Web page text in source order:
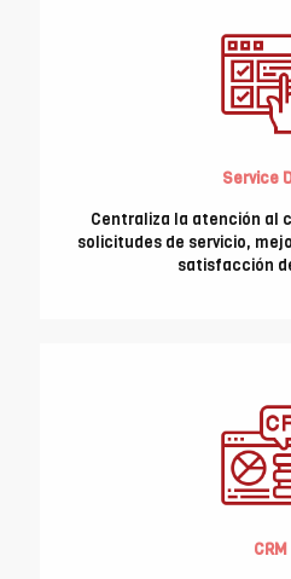
Service
Centraliza la atención al
solicitudes de servicio,
satisfacción
CRM